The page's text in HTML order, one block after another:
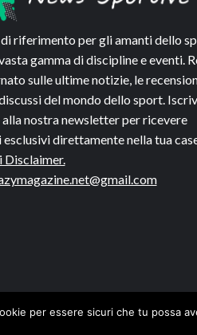
riferimento per gli amanti dello
gamma di discipline e eventi.
sulle ultime notizie, le
del mondo dello sport.
nostra newsletter per ricevere
direttamente nella tua
Disclaimer.
per essere sicuri che tu possa